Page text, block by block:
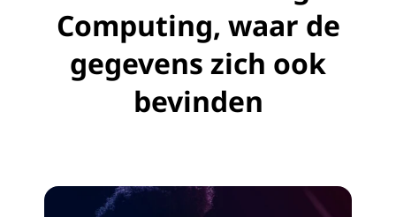
Computing, waar de
gegevens zich ook
bevinden